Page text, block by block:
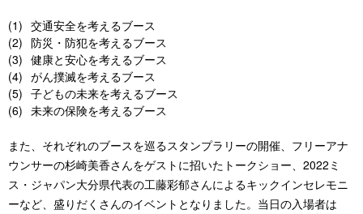
交通安全を考えるブース
防災・防犯を考えるブース
健康と安心を考えるブース
がん撲滅を考えるブース
子どもの未来を考えるブース
未来の保険を考えるブース
また、それぞれのブースを巡るスタンプラリーの開催、フリーアナ
ウンサーの杉崎美香さんをゲストに招いたトークショー、2022ミ
ス・ジャパン大分県代表の工藤彩郁さんによるキックインセレモニ
ーなど、盛りだくさんのイベントとなりました。当日の入場者は